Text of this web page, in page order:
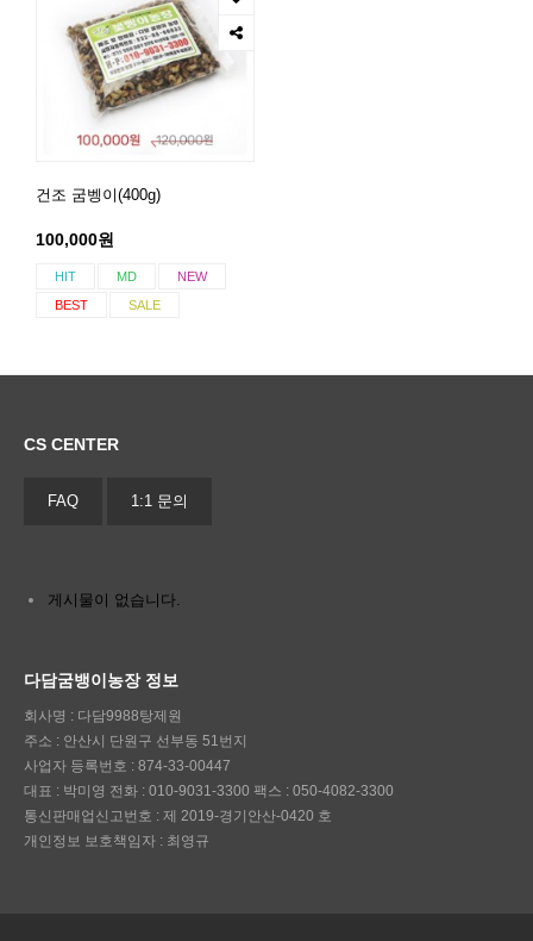
건조 굼벵이(400g)
100,000원
HIT MD
NEW
BEST
SALE
CS CENTER
FAQ 1:1 문의
게시물이 없습니다.
다담굼뱅이농장 정보
회사명 : 다담9988탕제원
주소 : 안산시 단원구 선부동 51번지
사업자 등록번호 : 874-33-00447
대표 : 박미영 전화 : 010-9031-3300 팩스 : 050-4082-3300
통신판매업신고번호 : 제 2019-경기안산-0420 호
개인정보 보호책임자 : 최영규